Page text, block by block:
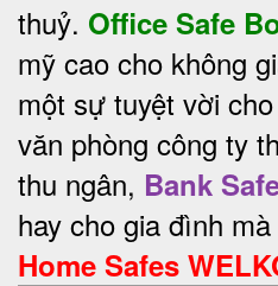
thuỷ. Office Safe
mỹ cao cho không
một sự tuyệt vời
văn phòng công ty
thu ngân, Bank
hay cho gia đình
Home Safes